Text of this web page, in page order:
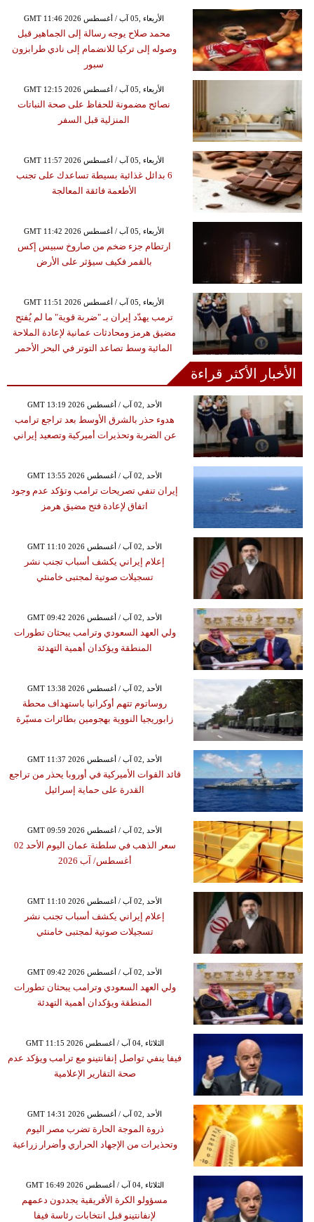
GMT 11:46 2026 الأربعاء ,05 آب / أغسطس
محمد صلاح يوجه رسالة إلى الجماهير قبل
وصوله إلى تركيا للانضمام إلى نادي طرابزون
سبور
GMT 12:15 2026 الأربعاء ,05 آب / أغسطس
نصائح مضمونة للحفاظ على صحة النباتات
المنزلية قبل السفر
GMT 11:57 2026 الأربعاء ,05 آب / أغسطس
6 بدائل غذائية بسيطة تساعدك على تجنب
الأطعمة فائقة المعالجة
GMT 11:42 2026 الأربعاء ,05 آب / أغسطس
ارتطام جزء ضخم من صاروخ سبيس إكس
بالقمر فكيف سيؤثر على الأرض
GMT 11:51 2026 الأربعاء ,05 آب / أغسطس
ترمب يهدّد إيران بـ "ضربة قوية" ما لم يُفتح
مضيق هرمز ومحادثات عمانية لإعادة الملاحة
المائية وسط تصاعد التوتر في البحر الأحمر
الأخبار الأكثر قراءة
GMT 13:19 2026 الأحد ,02 آب / أغسطس
هدوء حذر بالشرق الأوسط بعد تراجع ترامب
عن الضربة وتحذيرات أميركية وتصعيد إيراني
GMT 13:55 2026 الأحد ,02 آب / أغسطس
إيران تنفي تصريحات ترامب وتؤكد عدم وجود
اتفاق لإعادة فتح مضيق هرمز
GMT 11:10 2026 الأحد ,02 آب / أغسطس
إعلام إيراني يكشف أسباب تجنب نشر
تسجيلات صوتية لمجتبى خامنئي
GMT 09:42 2026 الأحد ,02 آب / أغسطس
ولي العهد السعودي وترامب يبحثان تطورات
المنطقة ويؤكدان أهمية التهدئة
GMT 13:38 2026 الأحد ,02 آب / أغسطس
روساتوم تتهم أوكرانيا باستهداف محطة
زابوريجيا النووية بهجومين بطائرات مسيّرة
GMT 11:37 2026 الأحد ,02 آب / أغسطس
قائد القوات الأميركية في أوروبا يحذر من تراجع
القدرة على حماية إسرائيل
GMT 09:59 2026 الأحد ,02 آب / أغسطس
سعر الذهب في سلطنة عمان اليوم الأحد 02
أغسطس/ آب 2026
GMT 11:10 2026 الأحد ,02 آب / أغسطس
إعلام إيراني يكشف أسباب تجنب نشر
تسجيلات صوتية لمجتبى خامنئي
GMT 09:42 2026 الأحد ,02 آب / أغسطس
ولي العهد السعودي وترامب يبحثان تطورات
المنطقة ويؤكدان أهمية التهدئة
GMT 11:15 2026 الثلاثاء ,04 آب / أغسطس
فيفا ينفي تواصل إنفانتينو مع ترامب ويؤكد عدم
صحة التقارير الإعلامية
GMT 14:31 2026 الأحد ,02 آب / أغسطس
ذروة الموجة الحارة تضرب مصر اليوم
وتحذيرات من الإجهاد الحراري وأضرار زراعية
GMT 16:49 2026 الثلاثاء ,04 آب / أغسطس
مسؤولو الكرة الأفريقية يجددون دعمهم
لإنفانتينو قبل انتخابات رئاسة فيفا